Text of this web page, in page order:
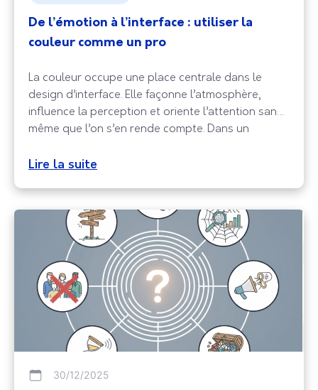
De l’émotion à l’interface : utiliser la
couleur comme un pro
La couleur occupe une place centrale dans le
design d’interface. Elle façonne l’atmosphère,
influence la perception et oriente l’attention sans
même que l’on s’en rende compte. Dans un
l’expérience; rassurer, dynamiser, clarifier, inspirer.
joli”; c’est composer un langage visuel subtil
Lire la suite
30/12/2025